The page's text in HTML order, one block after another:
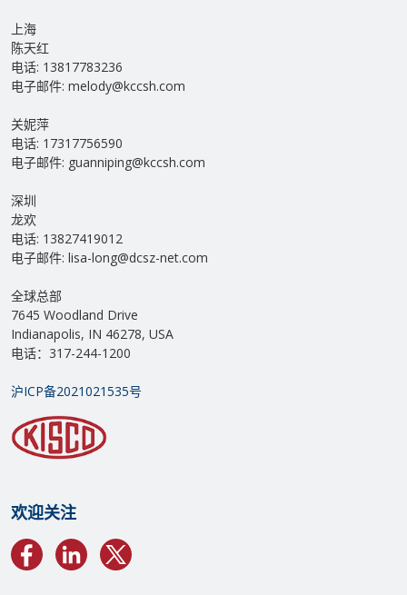
上海
陈天红
电话: 13817783236
电子邮件: melody@kccsh.com
关妮萍
电话: 17317756590
电子邮件: guanniping@kccsh.com
深圳
龙欢
电话: 13827419012
电子邮件: lisa-long@dcsz-net.com
全球总部
7645 Woodland Drive
Indianapolis, IN 46278, USA
电话：317-244-1200
沪ICP备2021021535号
欢迎关注